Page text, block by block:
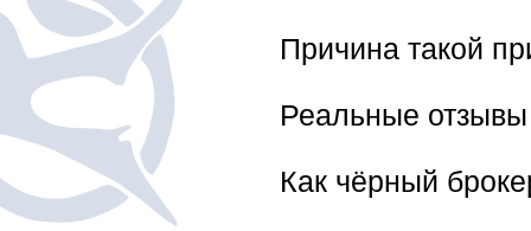
Причина такой
Реальные
Как чёрный